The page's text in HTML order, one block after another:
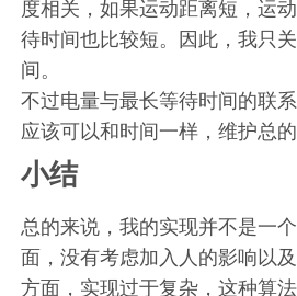
度相关，如果运动距离短，运
待时间也比较短。因此，我只
间。
不过电量与最长等待时间的联
应该可以和时间一样，维护总的
小结
总的来说，我的实现并不是一
面，没有考虑加入人的影响以
方面，实现过于复杂，这种算